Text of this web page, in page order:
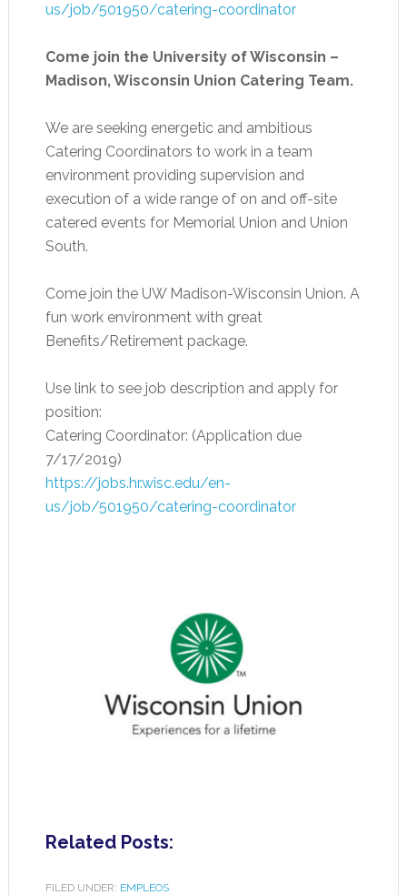
us/job/501950/catering-coordinator
Come join the University of Wisconsin –
Madison, Wisconsin Union Catering Team.
We are seeking energetic and ambitious
Catering Coordinators to work in a team
environment providing supervision and
execution of a wide range of on and off-site
catered events for Memorial Union and Union
South.
Come join the UW Madison-Wisconsin Union. A
fun work environment with great
Benefits/Retirement package.
Use link to see job description and apply for
position:
Catering Coordinator: (Application due
7/17/2019)
https://jobs.hr.wisc.edu/en-
us/job/501950/catering-coordinator
Related Posts:
FILED UNDER: EMPLEOS